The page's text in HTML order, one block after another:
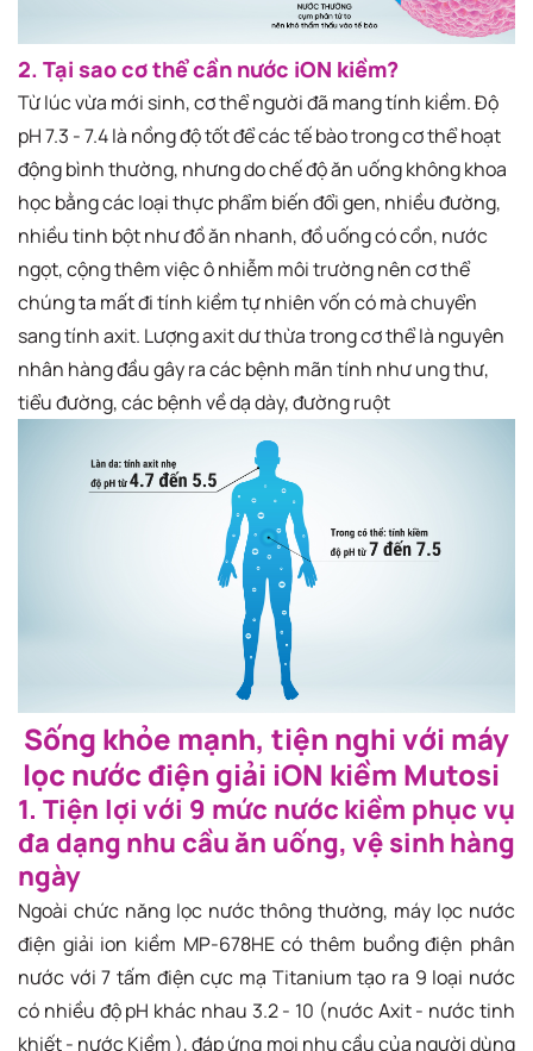
2. Tại sao cơ thể cần nước iON kiềm?
Từ lúc vừa mới sinh, cơ thể người đã mang tính kiềm. Độ
pH 7.3 - 7.4 là nồng độ tốt để các tế bào trong cơ thể hoạt
động bình thường, nhưng do chế độ ăn uống không khoa
học bằng các loại thực phẩm biến đổi gen, nhiều đường,
nhiều tinh bột như đồ ăn nhanh, đồ uống có cồn, nước
ngọt, cộng thêm việc ô nhiễm môi trường nên cơ thể
chúng ta mất đi tính kiềm tự nhiên vốn có mà chuyển
sang tính axit. Lượng axit dư thừa trong cơ thể là nguyên
nhân hàng đầu gây ra các bệnh mãn tính như ung thư,
tiểu đường, các bệnh về dạ dày, đường ruột
Sống khỏe mạnh, tiện nghi với máy
lọc nước điện giải iON kiềm Mutosi
1. Tiện lợi với 9 mức nước kiềm phục vụ
đa dạng nhu cầu ăn uống, vệ sinh hàng
ngày
Ngoài chức năng lọc nước thông thường, máy lọc nước
điện giải ion kiềm MP-678HE có thêm buồng điện phân
nước với 7 tấm điện cực mạ Titanium tạo ra 9 loại nước
có nhiều độ pH khác nhau 3.2 - 10 (nước Axit - nước tinh
khiết - nước Kiềm ), đáp ứng mọi nhu cầu của người dùng